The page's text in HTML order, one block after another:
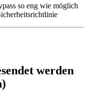
so eng wie möglich
werden